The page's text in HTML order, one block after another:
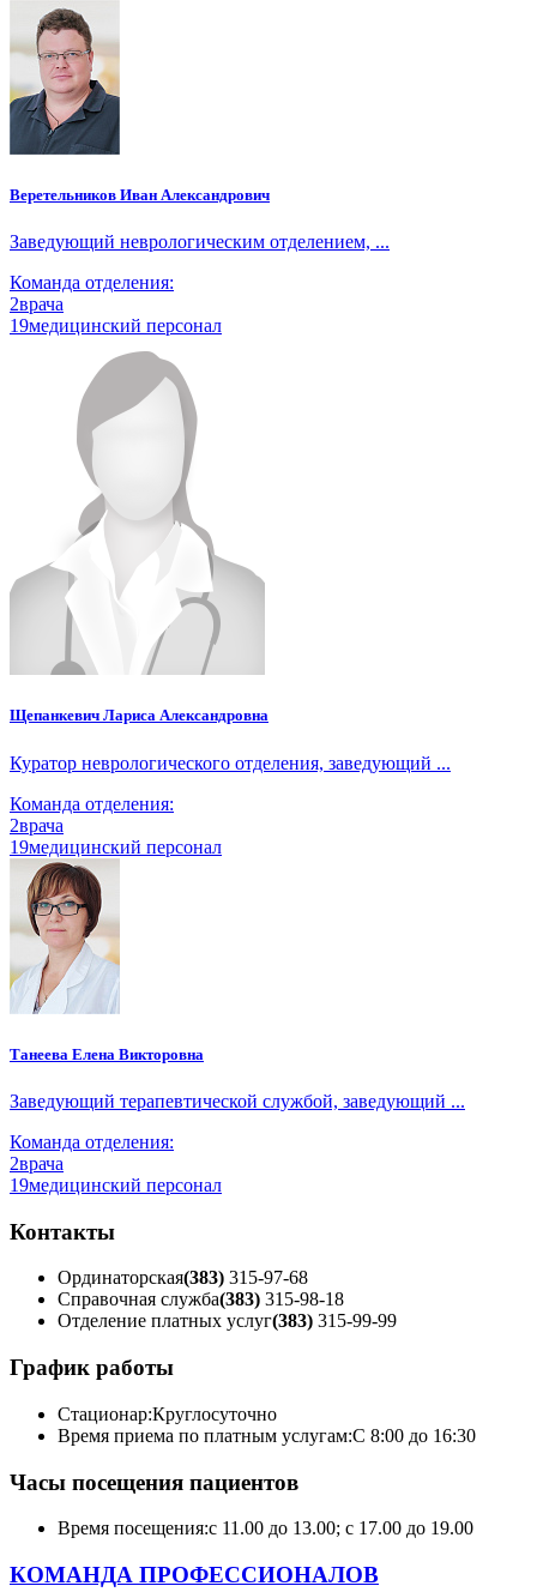
Веретельников Иван Александрович
Заведующий неврологическим отделением, ...
Команда отделения:
2врача
19медицинский персонал
Щепанкевич Лариса Александровна
Куратор неврологического отделения, заведующий ...
Команда отделения:
2врача
19медицинский персонал
Танеева Елена Викторовна
Заведующий терапевтической службой, заведующий ...
Команда отделения:
2врача
19медицинский персонал
Контакты
Ординаторская(383) 315-97-68
Справочная служба(383) 315-98-18
Отделение платных услуг(383) 315-99-99
График работы
Стационар:Круглосуточно
Время приема по платным услугам:С 8:00 до 16:30
Часы посещения пациентов
Время посещения:с 11.00 до 13.00; с 17.00 до 19.00
КОМАНДА ПРОФЕССИОНАЛОВ